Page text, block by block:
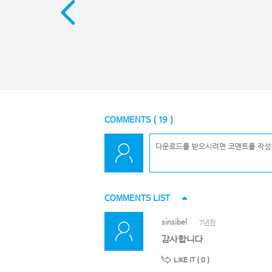
COMMENTS ( 19 )
COMMENTS LIST
sinsibel 7년전
감사합니다
LIKE IT ( 0 )